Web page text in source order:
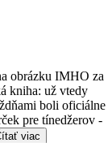
obrázku IMHO za
kniha: už vtedy
boli oficiálne
pre tínedžerov -
viac